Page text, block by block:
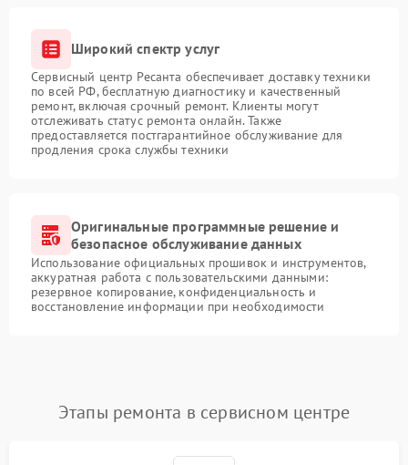
Широкий спектр услуг
Сервисный центр Ресанта обеспечивает доставку техники
по всей РФ, бесплатную диагностику и качественный
ремонт, включая срочный ремонт. Клиенты могут
отслеживать статус ремонта онлайн. Также
предоставляется постгарантийное обслуживание для
продления срока службы техники
Оригинальные программные решение и
безопасное обслуживание данных
Использование официальных прошивок и инструментов,
аккуратная работа с пользовательскими данными:
резервное копирование, конфиденциальность и
восстановление информации при необходимости
Этапы ремонта в сервисном центре